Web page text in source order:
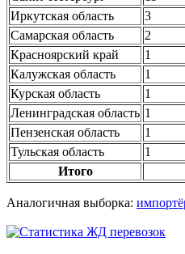
Иркутская область
3
Самарская область
2
Красноярский край
1
Калужская область
1
Курская область
1
Ленинградская область 1
Пензенская область
1
Тульская область
1
Итого
Аналогичная выборка: